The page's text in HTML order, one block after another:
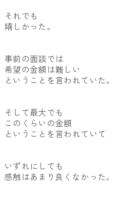
それでも
嬉しかった。
事前の面談では
希望の金額は難しい
ということを言われていた。
そして最大でも
このくらいの金額
ということを言われていて
いずれにしても
感触はあまり良くなかった。